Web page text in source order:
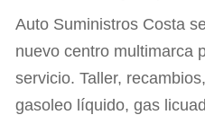
Auto Suministros Costa
nuevo centro multimarca
servicio. Taller,
gasoleo líquido, gas